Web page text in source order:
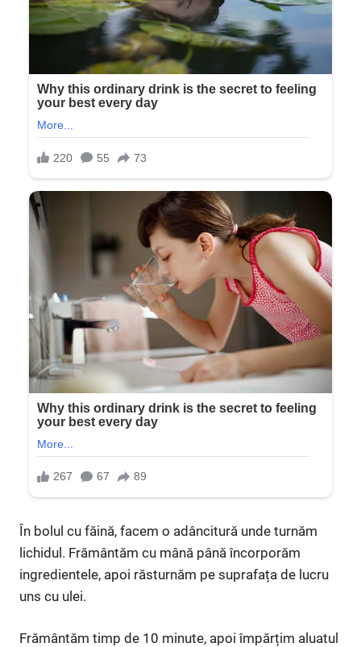
În bolul cu făină, facem o adâncitură unde turnăm
lichidul. Frământăm cu mână până încorporăm
ingredientele, apoi răsturnăm pe suprafața de lucru
uns cu ulei.
Frământăm timp de 10 minute, apoi împărțim aluatul